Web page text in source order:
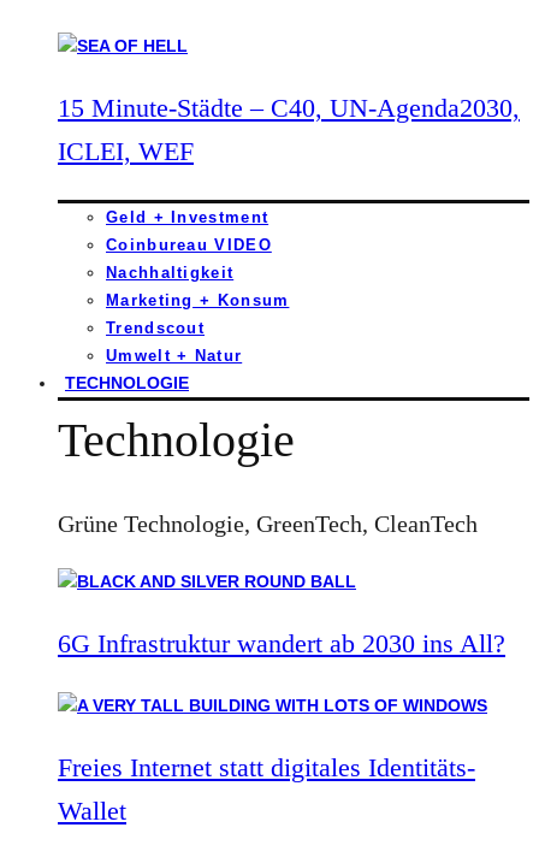
15 Minute-Städte – C40, UN-Agenda2030,
ICLEI, WEF
Geld + Investment
Coinbureau VIDEO
Nachhaltigkeit
Marketing + Konsum
Trendscout
Umwelt + Natur
TECHNOLOGIE
Technologie
Grüne Technologie, GreenTech, CleanTech
6G Infrastruktur wandert ab 2030 ins All?
Freies Internet statt digitales Identitäts-
Wallet